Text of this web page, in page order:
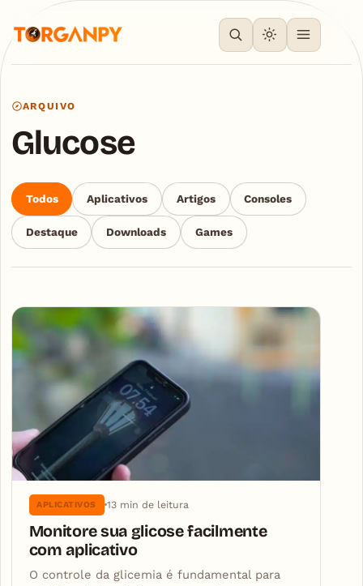
ARQUIVO
Glucose
Todos Aplicativos Artigos Consoles
Destaque Downloads Games
Articles
APLICATIVOS 13 min de leitura
Monitore sua glicose facilmente
com aplicativo
O controle da glicemia é fundamental para